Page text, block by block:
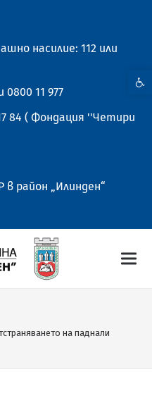
насилие: 112 или
11 977
84 ( Фондация ''Четири
в район „Илинден“
на паднали